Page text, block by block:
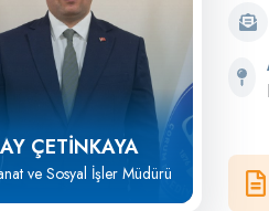
ÇETİNKAYA
ve Sosyal İşler Müdürü